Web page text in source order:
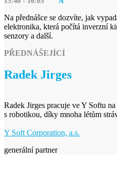
Na přednášce se dozvíte, jak
elektronika, která počítá inverzní
senzory a další.
PŘEDNÁŠEJÍCÍ
Radek Jirges
Radek Jirges pracuje ve Y Softu
s robotikou, díky mnoha létům
Y Soft Corporation, a.s.
generální partner